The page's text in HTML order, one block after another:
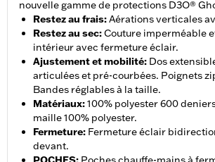
nouvelle gamme de protections D3O®
Restez au frais:Aérations verticales
Restez au sec:Couture imperméable
intérieur avec fermeture éclair.
Ajustement et mobilité: Dos
articulées et pré-courbées. Poignets
Bandes réglables à la taille.
Matériaux:100% polyester 600
maille 100% polyester.
Fermeture: Fermeture éclair
devant.